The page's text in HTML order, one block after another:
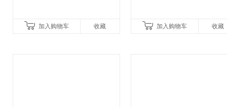
加入购物车 收藏 加入购物车 收藏